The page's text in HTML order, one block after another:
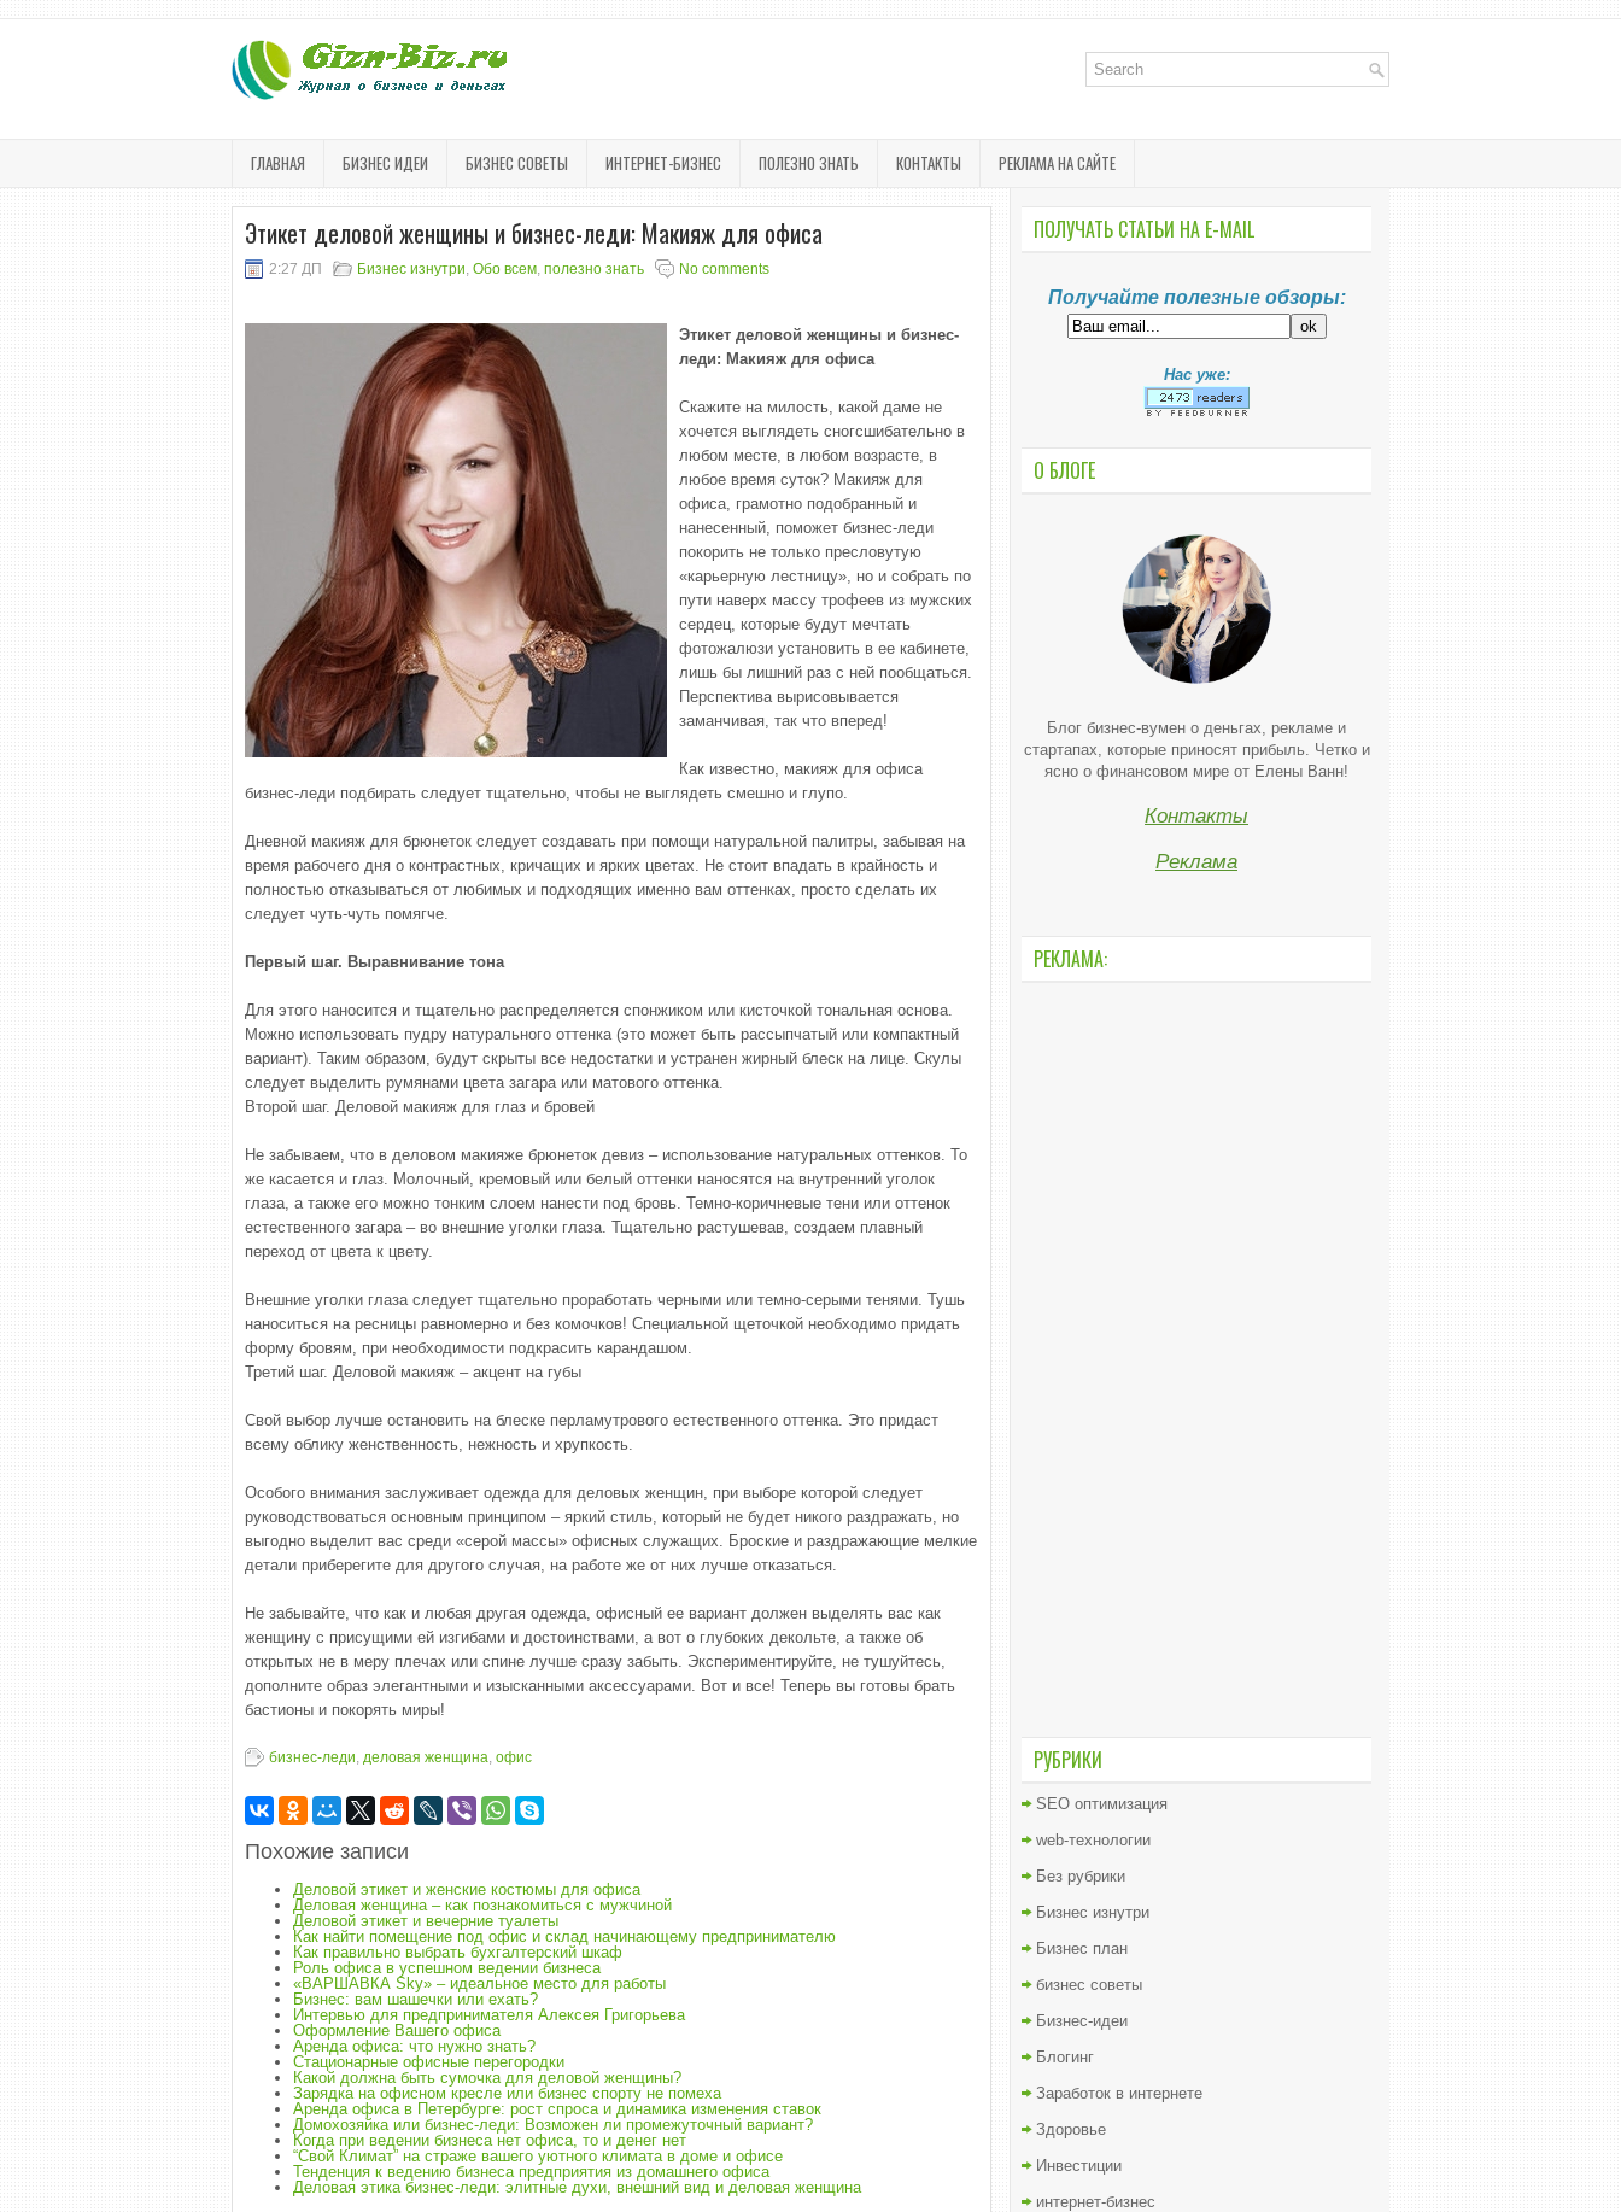
ГЛАВНАЯ БИЗНЕС ИДЕИ БИЗНЕС СОВЕТЫ ИНТЕРНЕТ-БИЗНЕС ПОЛЕЗНО ЗНАТЬ КОНТАКТЫ РЕКЛАМА НА САЙТЕ
Этикет деловой женщины и бизнес-леди: Макияж для офиса
2:27 ДП Бизнес изнутри, Обо всем, полезно знать No comments
Этикет деловой женщины и бизнес-
леди: Макияж для офиса
Скажите на милость, какой даме не
хочется выглядеть сногсшибательно в
любом месте, в любом возрасте, в
любое время суток? Макияж для
офиса, грамотно подобранный и
нанесенный, поможет бизнес-леди
покорить не только пресловутую
«карьерную лестницу», но и собрать по
пути наверх массу трофеев из мужских
сердец, которые будут мечтать
фотожалюзи установить в ее кабинете,
лишь бы лишний раз с ней пообщаться.
Перспектива вырисовывается
заманчивая, так что вперед!
Как известно, макияж для офиса
бизнес-леди подбирать следует тщательно, чтобы не выглядеть смешно и глупо.
Дневной макияж для брюнеток следует создавать при помощи натуральной палитры, забывая на
время рабочего дня о контрастных, кричащих и ярких цветах. Не стоит впадать в крайность и
полностью отказываться от любимых и подходящих именно вам оттенках, просто сделать их
следует чуть-чуть помягче.
Первый шаг. Выравнивание тона
Для этого наносится и тщательно распределяется спонжиком или кисточкой тональная основа.
Можно использовать пудру натурального оттенка (это может быть рассыпчатый или компактный
вариант). Таким образом, будут скрыты все недостатки и устранен жирный блеск на лице. Скулы
следует выделить румянами цвета загара или матового оттенка.
Второй шаг. Деловой макияж для глаз и бровей
Не забываем, что в деловом макияже брюнеток девиз – использование натуральных оттенков. То
же касается и глаз. Молочный, кремовый или белый оттенки наносятся на внутренний уголок
глаза, а также его можно тонким слоем нанести под бровь. Темно-коричневые тени или оттенок
естественного загара – во внешние уголки глаза. Тщательно растушевав, создаем плавный
переход от цвета к цвету.
Внешние уголки глаза следует тщательно проработать черными или темно-серыми тенями. Тушь
наноситься на ресницы равномерно и без комочков! Специальной щеточкой необходимо придать
форму бровям, при необходимости подкрасить карандашом.
Третий шаг. Деловой макияж – акцент на губы
Свой выбор лучше остановить на блеске перламутрового естественного оттенка. Это придаст
всему облику женственность, нежность и хрупкость.
Особого внимания заслуживает одежда для деловых женщин, при выборе которой следует
руководствоваться основным принципом – яркий стиль, который не будет никого раздражать, но
выгодно выделит вас среди «серой массы» офисных служащих. Броские и раздражающие мелкие
детали приберегите для другого случая, на работе же от них лучше отказаться.
Не забывайте, что как и любая другая одежда, офисный ее вариант должен выделять вас как
женщину с присущими ей изгибами и достоинствами, а вот о глубоких декольте, а также об
открытых не в меру плечах или спине лучше сразу забыть. Экспериментируйте, не тушуйтесь,
дополните образ элегантными и изысканными аксессуарами. Вот и все! Теперь вы готовы брать
бастионы и покорять миры!
бизнес-леди, деловая женщина, офис
Похожие записи
Деловой этикет и женские костюмы для офиса
Деловая женщина – как познакомиться с мужчиной
Деловой этикет и вечерние туалеты
Как найти помещение под офис и склад начинающему предпринимателю
Как правильно выбрать бухгалтерский шкаф
Роль офиса в успешном ведении бизнеса
«ВАРШАВКА Sky» – идеальное место для работы
Бизнес: вам шашечки или ехать?
Интервью для предпринимателя Алексея Григорьева
Оформление Вашего офиса
Аренда офиса: что нужно знать?
Стационарные офисные перегородки
Какой должна быть сумочка для деловой женщины?
Зарядка на офисном кресле или бизнес спорту не помеха
Аренда офиса в Петербурге: рост спроса и динамика изменения ставок
Домохозяйка или бизнес-леди: Возможен ли промежуточный вариант?
Когда при ведении бизнеса нет офиса, то и денег нет
“Свой Климат” на страже вашего уютного климата в доме и офисе
Тенденция к ведению бизнеса предприятия из домашнего офиса
Деловая этика бизнес-леди: элитные духи, внешний вид и деловая женщина
ПОЛУЧАТЬ СТАТЬИ НА E-MАIL
Получайте полезные обзоры:
Нас уже:
О БЛОГЕ
Блог бизнес-вумен о деньгах, рекламе и
стартапах, которые приносят прибыль. Четко и
ясно о финансовом мире от Елены Ванн!
Контакты
Реклама
РЕКЛАМА:
РУБРИКИ
SEO оптимизация
web-технологии
Без рубрики
Бизнес изнутри
Бизнес план
бизнес советы
Бизнес-идеи
Блогинг
Заработок в интернете
Здоровье
Инвестиции
интернет-бизнес